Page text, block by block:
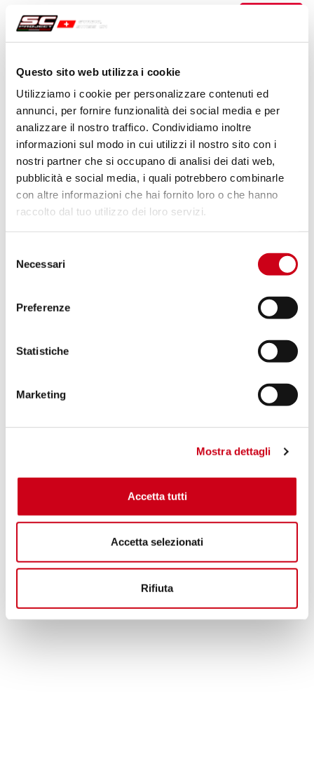
Questo sito web utilizza i cookie
Utilizziamo i cookie per personalizzare contenuti ed
annunci, per fornire funzionalità dei social media e per
analizzare il nostro traffico. Condividiamo inoltre
informazioni sul modo in cui utilizzi il nostro sito con i
nostri partner che si occupano di analisi dei dati web,
pubblicità e social media, i quali potrebbero combinarle
con altre informazioni che hai fornito loro o che hanno
raccolto dal tuo utilizzo dei loro servizi.
delNecessari
Preferenze
Statistiche
Marketing
Mostra dettagli
Accetta tutti
Accetta selezionati
Rifiuta
1.320,00 CHF
OMOLOGATO EURO 5
Codice:T25A-102C
Silenziatore SC1-R GT carbonio
1.050,00 CHF
DETTAGLI
PRODOTTO
1.050,00 CHF
DETTAGLI
PRODOTTO